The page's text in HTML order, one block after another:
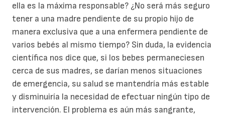
ella es la máxima responsable? ¿No será más seguro
tener a una madre pendiente de su propio hijo de
manera exclusiva que a una enfermera pendiente de
varios bebés al mismo tiempo? Sin duda, la evidencia
científica nos dice que, si los bebes permaneciesen
cerca de sus madres, se darían menos situaciones
de emergencia, su salud se mantendría más estable
y disminuiría la necesidad de efectuar ningún tipo de
intervención. El problema es aún más sangrante,